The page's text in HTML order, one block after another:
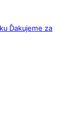
Ďakujeme za